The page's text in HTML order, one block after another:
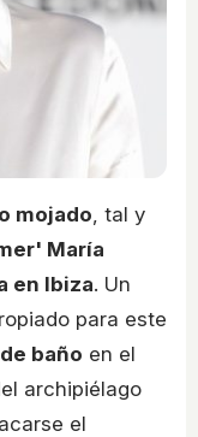
mojado, tal y
María
en Ibiza. Un
para este
baño en el
archipiélago
el